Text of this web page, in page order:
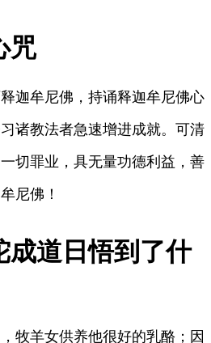
咒
迦牟尼佛，持诵释迦牟尼佛心
诸教法者急速增进成就。可清
切罪业，具无量功德利益，善
尼佛！
成道日悟到了什
牧羊女供养他很好的乳酪；因